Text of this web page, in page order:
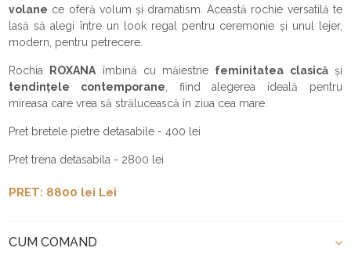
volane ce oferă volum și dramatism. Această rochie versatilă te
lasă să alegi între un look regal pentru ceremonie și unul lejer,
modern, pentru petrecere.
Rochia ROXANA îmbină cu măiestrie feminitatea clasicăși
tendințele contemporane , fiind alegerea ideală pentru
mireasa care vrea să strălucească în ziua cea mare.
Pret bretele pietre detasabile - 400 lei
Pret trena detasabila - 2800 lei
PRET: 8800 lei Lei
CUM COMAND